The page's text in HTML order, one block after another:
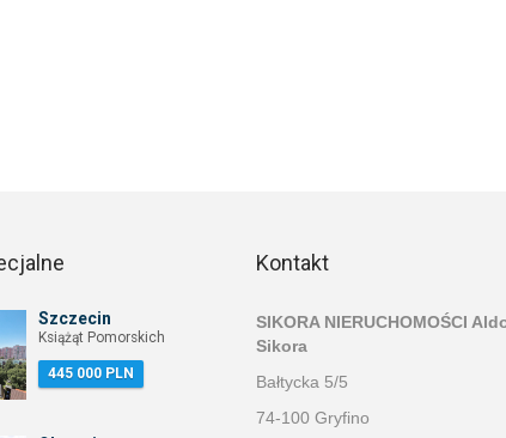
Szczecin
Książąt Pomorskich
445 000 PLN
Kontakt
SIKORA NIERUCHOMOŚCI
Sikora
Bałtycka 5/5
74-100 Gryfino